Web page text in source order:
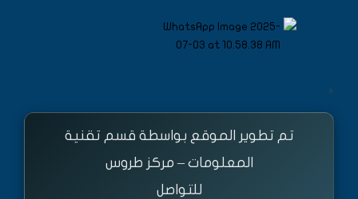
<
تم تطوير الموقع بواسطة قسم تقنية
المعلومات – مركز طروس
للتواصل